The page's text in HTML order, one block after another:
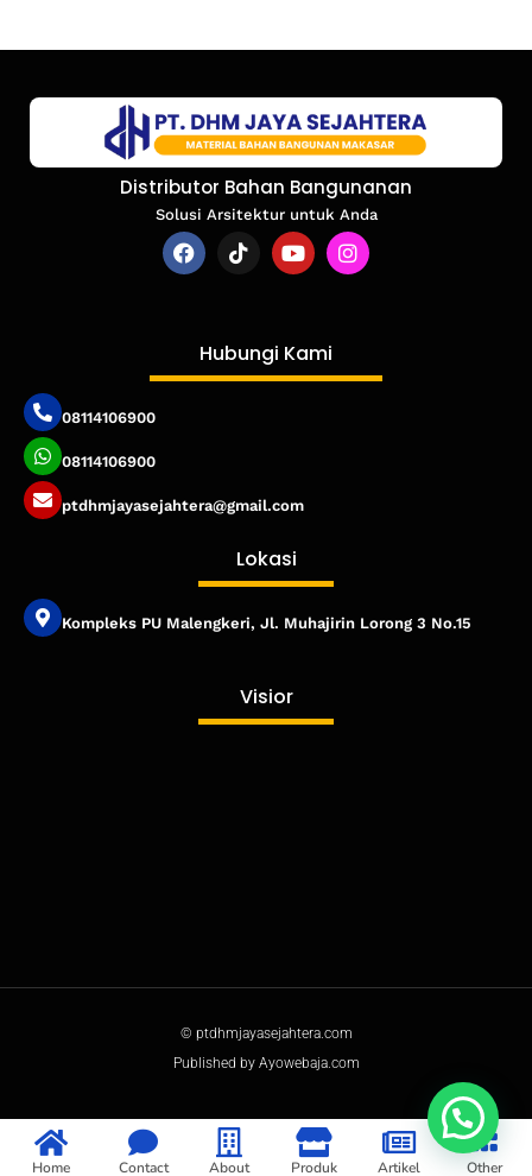
Distributor Bahan Bangunanan
Solusi Arsitektur untuk Anda
Hubungi Kami
08114106900
08114106900
ptdhmjayasejahtera@gmail.com
Lokasi
Kompleks PU Malengkeri, Jl. Muhajirin Lorong 3 No.15
Visior
© ptdhmjayasejahtera.com
Published by Ayowebaja.com
Home Contact About Produk Artikel Other